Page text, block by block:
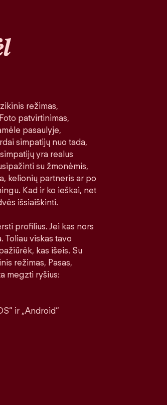
režimas,
patvirtinimas,
pasaulyje,
simpatijų nuo tada,
yra realus
su žmonėmis,
kelionių partneris ar po
Kad ir ko ieškai, net
išsiaiškinti.
profilius. Jei kas nors
Toliau viskas tavo
kas išeis. Su
režimas, Pasas,
megzti ryšius:
ir „Android“